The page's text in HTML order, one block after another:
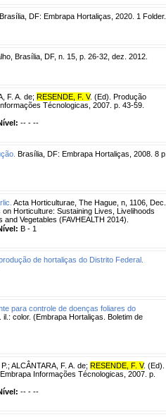
DF: Embrapa Hortaliças, 2020. 1 Folder.
Brasília, DF, n. 15, p. 26-32, dez. 2012.
F. A. de; RESENDE, F. V. (Ed). Produção
Técnologicas, 2007. p. 43-59.
-- - --
Brasília, DF: Embrapa Hortaliças, 2008. 8 p.
Acta Horticulturae, The Hague, n, 1106, Dec.
Horticulture: Sustaining Lives, Livelihoods
Vegetables (FAVHEALTH 2014).
B - 1
de hortaliças do Distrito Federal.
para controle de doenças foliares do
color. (Embrapa Hortaliças. Boletim de
ALCÂNTARA, F. A. de; RESENDE, F. V. (Ed).
Informações Técnologicas, 2007. p.
-- - --